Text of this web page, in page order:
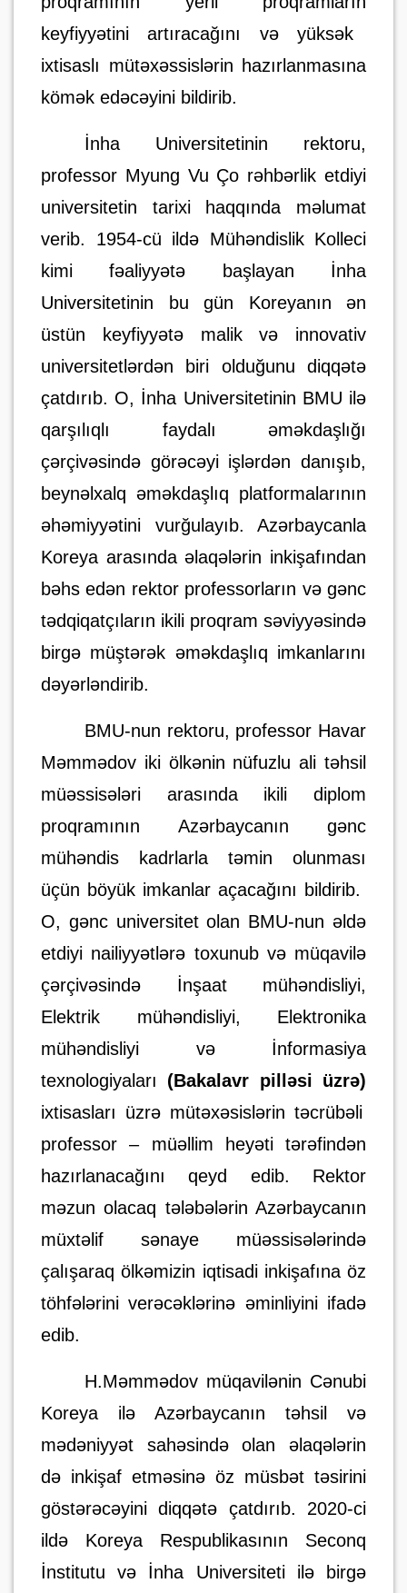
keyfiyyətini artıracağını və yüksək
ixtisaslı mütəxəssislərin hazırlanmasına
kömək edəcəyini bildirib.
İnha Universitetinin rektoru,
professor Myung Vu Ço rəhbərlik etdiyi
universitetin tarixi haqqında məlumat
verib. 1954-cü ildə Mühəndislik Kolleci
kimi fəaliyyətə başlayan İnha
Universitetinin bu gün Koreyanın ən
üstün keyfiyyətə malik və innovativ
universitetlərdən biri olduğunu diqqətə
çatdırıb. O, İnha Universitetinin BMU ilə
qarşılıqlı faydalı əməkdaşlığı
çərçivəsində görəcəyi işlərdən danışıb,
beynəlxalq əməkdaşlıq platformalarının
əhəmiyyətini vurğulayıb. Azərbaycanla
Koreya arasında əlaqələrin inkişafından
bəhs edən rektor professorların və gənc
tədqiqatçıların ikili proqram səviyyəsində
birgə müştərək əməkdaşlıq imkanlarını
dəyərləndirib.
BMU-nun rektoru, professor Havar
Məmmədov iki ölkənin nüfuzlu ali təhsil
müəssisələri arasında ikili diplom
proqramının Azərbaycanın gənc
mühəndis kadrlarla təmin olunması
üçün böyük imkanlar açacağını bildirib.
O, gənc universitet olan BMU-nunəldə
etdiyi nailiyyətlərə toxunub və müqavilə
çərçivəsində İnşaat mühəndisliyi,
Elektrik mühəndisliyi, Elektronika
mühəndisliyi və İnformasiya
texnologiyaları (Bakalavr pilləsi üzrə)
ixtisasları üzrə mütəxəsislərin təcrübəli
professor – müəllim heyəti tərəfindən
hazırlanacağını qeyd edib. Rektor
məzun olacaq tələbələrin Azərbaycanın
müxtəlif sənaye müəssisələrində
çalışaraq ölkəmizin iqtisadi inkişafına öz
töhfələrini verəcəklərinə əminliyini ifadə
edib.
H.Məmmədov müqavilənin Cənubi
Koreya ilə Azərbaycanın təhsil və
mədəniyyət sahəsində olan əlaqələrin
də inkişaf etməsinə öz müsbət təsirini
göstərəcəyini diqqətə çatdırıb. 2020-ci
ildə Koreya Respublikasının Seconq
İnstitutu və İnha Universiteti ilə birgə